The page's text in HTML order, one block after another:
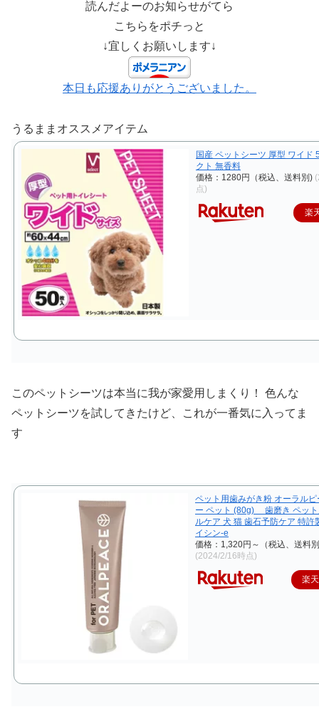
読んだよーのお知らせがてら
こちらをポチっと
↓宜しくお願いします↓
本日も応援ありがとうございました。
うるままオススメアイテム
国産 ペットシーツ 厚型 ワイド
クト 無香料
価格：1280円（税込、送料別)
点)
楽
このペットシーツは本当に我が家愛用しまくり！ 色んな
ペットシーツを試してきたけど、これが一番気に入ってま
す
ペット用歯みがき粉 オーラルピ
ー ペット (80g) 歯磨き ペット
ルケア 犬 猫 歯石予防ケア 特許
イシン-e
価格：1,320円～（税込、送料
(2024/2/16時点)
楽